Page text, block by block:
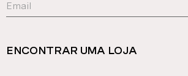
ENCONTRAR UMA LOJA